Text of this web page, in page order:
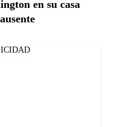
en su casa